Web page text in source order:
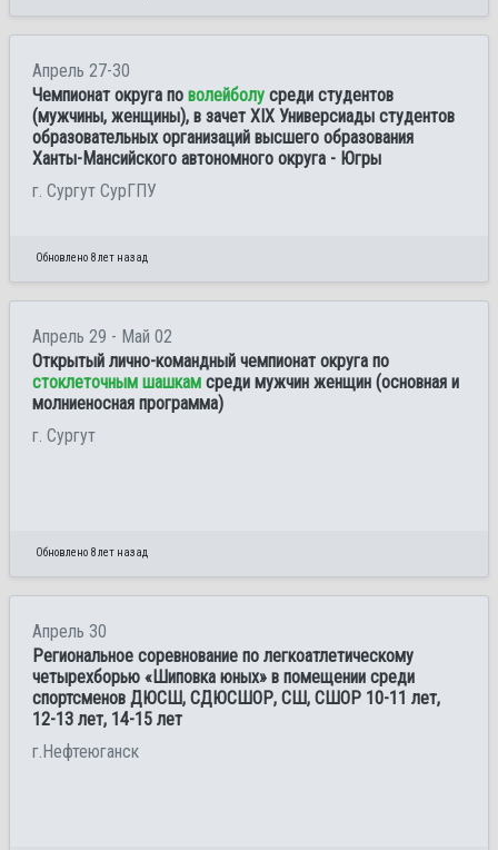
Апрель 27-30
Чемпионат округа по волейболу среди студентов
(мужчины, женщины), в зачет XIХ Универсиады студентов
образовательных организаций высшего образования
Ханты-Мансийского автономного округа - Югры
г. Сургут СурГПУ
Обновлено 8 лет назад
Апрель 29 - Май 02
Открытый лично-командный чемпионат округа по
стоклеточным шашкам среди мужчин женщин (основная и
молниеносная программа)
г. Сургут
Обновлено 8 лет назад
Апрель 30
Региональное соревнование по легкоатлетическому
четырехборью «Шиповка юных» в помещении среди
спортсменов ДЮСШ, СДЮСШОР, СШ, СШОР 10-11 лет,
12-13 лет, 14-15 лет
г.Нефтеюганск